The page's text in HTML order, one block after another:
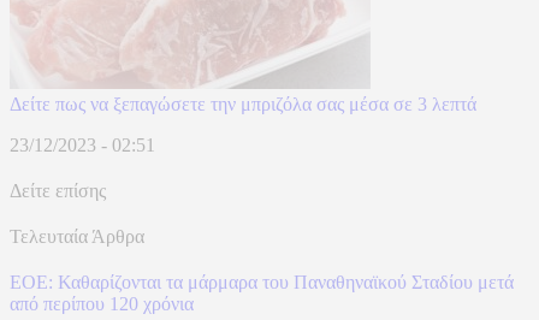
Δείτε πως να ξεπαγώσετε την μπριζόλα σας μέσα σε 3 λεπτά
23/12/2023 - 02:51
Δείτε επίσης
Τελευταία Άρθρα
ΕΟΕ: Καθαρίζονται τα μάρμαρα του Παναθηναϊκού Σταδίου μετά
από περίπου 120 χρόνια